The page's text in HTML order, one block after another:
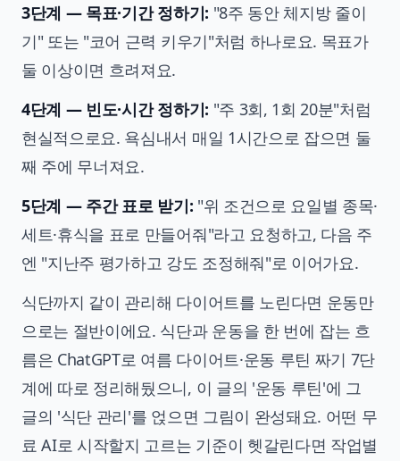
3단계 — 목표·기간 정하기: "8주 동안 체지방 줄이
기" 또는 "코어 근력 키우기"처럼 하나로요. 목표가
둘 이상이면 흐려져요.
4단계 — 빈도·시간 정하기: "주 3회, 1회 20분"처럼
현실적으로요. 욕심내서 매일 1시간으로 잡으면 둘
째 주에 무너져요.
5단계 — 주간 표로 받기: "위 조건으로 요일별 종목·
세트·휴식을 표로 만들어줘"라고 요청하고, 다음 주
엔 "지난주 평가하고 강도 조정해줘"로 이어가요.
식단까지 같이 관리해 다이어트를 노린다면 운동만
으로는 절반이에요. 식단과 운동을 한 번에 잡는 흐
름은 ChatGPT로 여름 다이어트·운동 루틴 짜기 7단
계에 따로 정리해뒀으니, 이 글의 '운동 루틴'에 그
글의 '식단 관리'를 얹으면 그림이 완성돼요. 어떤 무
료 AI로 시작할지 고르는 기준이 헷갈린다면 작업별